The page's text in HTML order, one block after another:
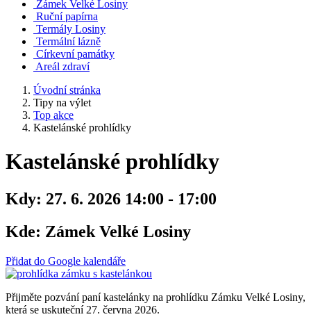
Zámek Velké Losiny
Ruční papírna
Termály Losiny
Termální lázně
Církevní památky
Areál zdraví
Úvodní stránka
Tipy na výlet
Top akce
Kastelánské prohlídky
Kastelánské prohlídky
Kdy: 27. 6. 2026 14:00 - 17:00
Kde: Zámek Velké Losiny
Přidat do Google kalendáře
Přijměte pozvání paní kastelánky na prohlídku Zámku Velké Losiny,
která se uskuteční 27. června 2026.